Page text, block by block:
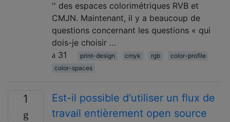
'' des espaces colorimétriques RVB et
CMJN. Maintenant, il y a beaucoup de
questions concernant les questions « qui
dois-je choisir …
31
print-design cmyk rgb
color-profile
color-spaces
1
Est-il possible d'utiliser un flux de
travail entièrement open source